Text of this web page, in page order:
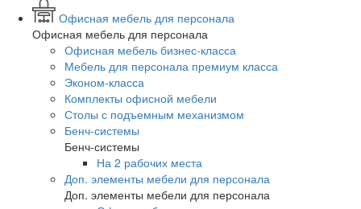
Офисная мебель для персонала
Офисная мебель для персонала
Офисная мебель бизнес-класса
Мебель для персонала премиум класса
Эконом-класса
Комплекты офисной мебели
Столы с подъемным механизмом
Бенч-системы
Бенч-системы
На 2 рабочих места
Доп. элементы мебели для персонала
Доп. элементы мебели для персонала